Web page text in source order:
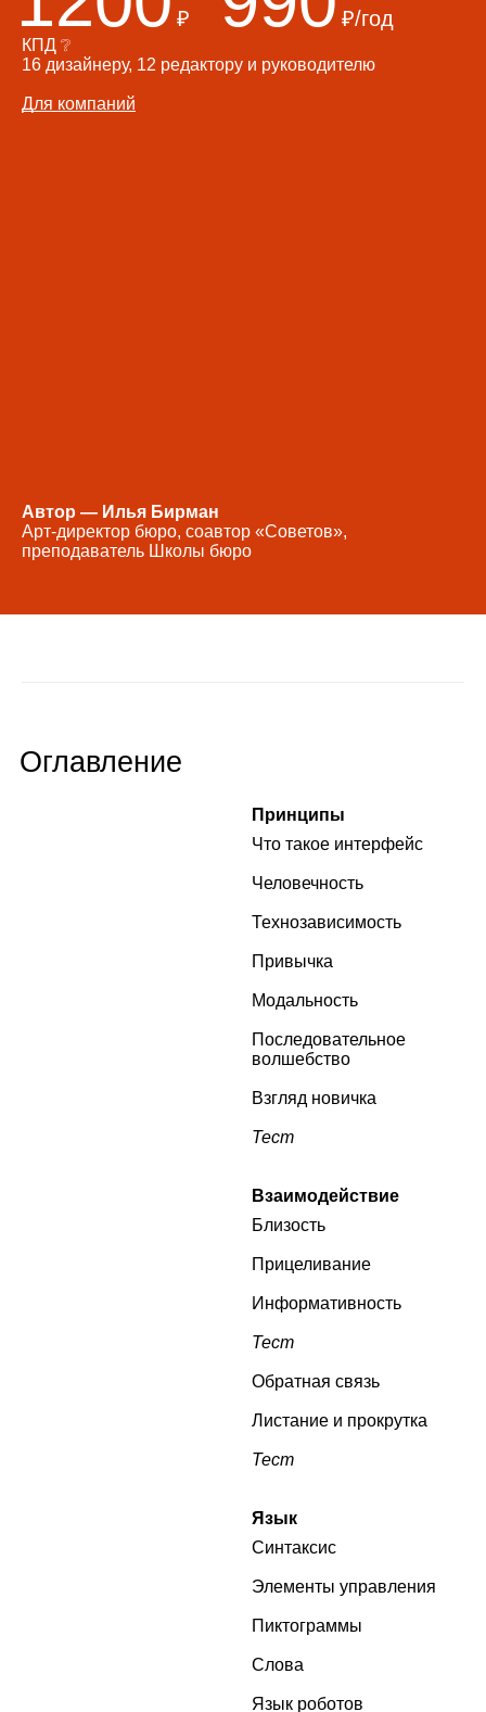
Автор — Илья Бирман
Арт‑директор бюро, соавтор «Советов»,
преподаватель Школы бюро
₽ ₽/год
КПД ❔
16 дизайнеру, 12 редактору и руководителю
Для компаний
Оглавление
Принципы
Что такое интерфейс
Человечность
Технозависимость
Привычка
Модальность
Последовательное
волшебство
Взгляд новичка
Тест
Взаимодействие
Близость
Прицеливание
Информативность
Тест
Обратная связь
Листание и прокрутка
Тест
Язык
Синтаксис
Элементы управления
Пиктограммы
Слова
Язык роботов